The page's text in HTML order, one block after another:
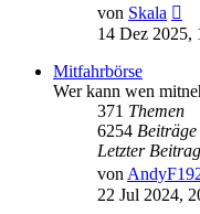
von Skala
14 Dez 2025,
Mitfahrbörse
Wer kann wen
371 Themen
6254 Beiträge
Letzter Beitrag
von
22 Jul 2024,